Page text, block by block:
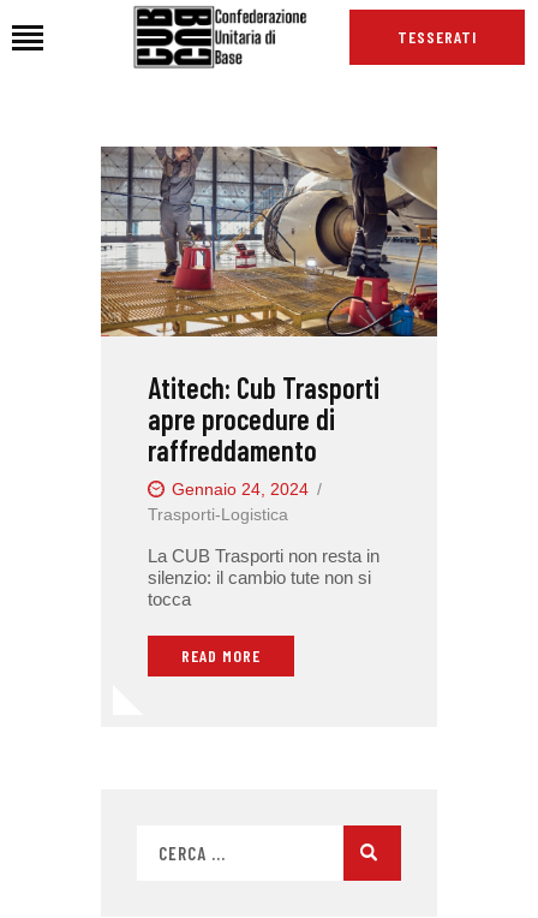
TESSERATI
HOME
CHI SIAMO
SEDI
NEWS
PODCAST CUB
INTERNAZIONALE
RASSEGNA STAMPA
Atitech: Cub Trasporti
apre procedure di
raffreddamento
Gennaio 24, 2024
Trasporti-Logistica
La CUB Trasporti non resta in
silenzio: il cambio tute non si
tocca
READ MORE